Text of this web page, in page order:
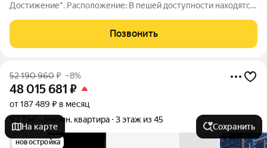
Достижение". Расположение: В пешей доступности находятся
детьми. Рядом также расположены магазины, где можно
приобрести всё необходимое. До метро
Позвонить
52 190 960₽ –8%
48 015 681 ₽
от 187 489 ₽ в месяц
3-комн. квартира 3 этаж из 45
новостройка
На карте Сохранить